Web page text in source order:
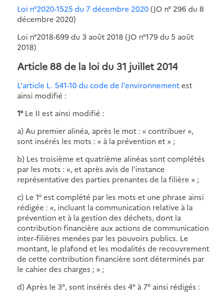
Loi n°2020-1525 du 7 décembre 2020(JO n° 296 du 8
décembre 2020)
Loi n°2018-699 du 3 août 2018 (JO n°179 du 5 août
2018)
Article 88 de la loi du 31 juillet 2014
L'article L. 541-10 du code de l'environnementest
ainsi modifié :
1°Le II est ainsi modifié :
a) Au premier alinéa, après le mot : « contribuer »,
sont insérés les mots : « à la prévention et » ;
b) Les troisième et quatrième alinéas sont complétés
par les mots : «, et après avis de l'instance
représentative des parties prenantes de la filière » ;
c) Le 1° est complété par les mots et une phrase ainsi
rédigée : «, incluant la communication relative à la
prévention et à la gestion des déchets, dont la
contribution financière aux actions de communication
inter-filières menées par les pouvoirs publics. Le
montant, le plafond et les modalités de recouvrement
de cette contribution financière sont déterminés par
le cahier des charges ; » ;
d) Après le 3°, sont insérés des 4° à 7° ainsi rédigés :